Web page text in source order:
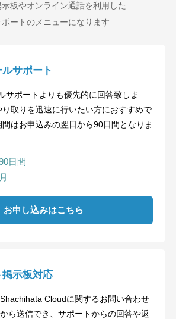
板やオンライン通話を利用した
ートのメニューになります
サポート
サポートよりも優先的に回答致しま
取りを迅速に行いたい方におすすめで
はお申込みの翌日から90日間となりま
日間
お申し込みはこちら
示板対応
Cloudに関するお問い合わせ
ら送信でき、サポートからの回答や返